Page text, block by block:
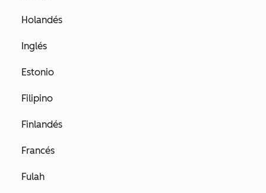
Holandés
Inglés
Estonio
Filipino
Finlandés
Francés
Fulah